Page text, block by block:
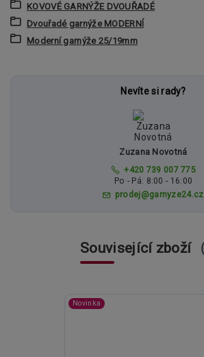
KOVOVÉ GARNÝŽE DVOUŘADÉ
Dvouřadé garnýže MODERNÍ
Moderní garnýže 25/19mm
Nevíte si rady?
Zuzana Novotná
+420 739 007 775
Po - Pá: 8:00 - 16:00
prodej@garnyze24.cz
Související zboží
Novinka